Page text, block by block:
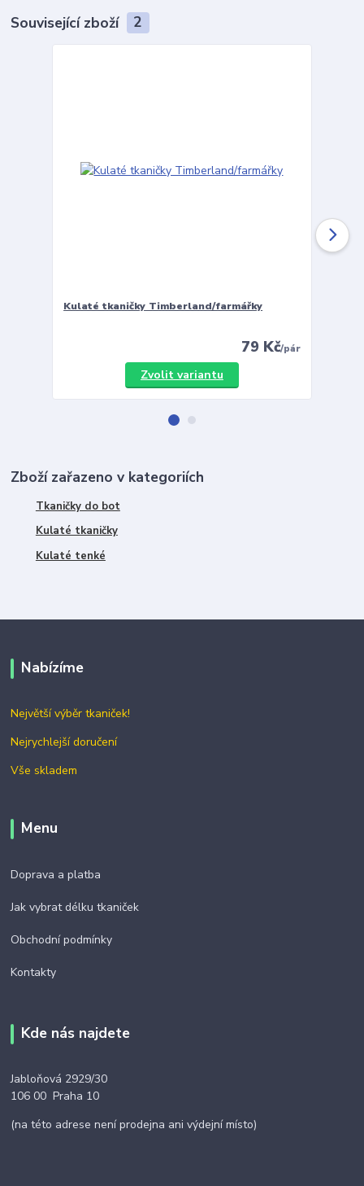
Související zboží 2
Kulaté tkaničky Timberland/farmářky
79 Kč/pár
Zvolit variantu
Zboží zařazeno v kategoriích
Tkaničky do bot
Kulaté tkaničky
Kulaté tenké
Nabízíme
Největší výběr tkaniček!
Nejrychlejší doručení
Vše skladem
Menu
Doprava a platba
Jak vybrat délku tkaniček
Obchodní podmínky
Kontakty
Kde nás najdete
Jabloňová 2929/30
106 00 Praha 10
(na této adrese není prodejna ani výdejní místo)